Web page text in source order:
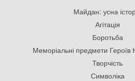
Майдан: усна
Агітація
Боротьба
Меморіальні предмети Героїв
Творчість
Символіка